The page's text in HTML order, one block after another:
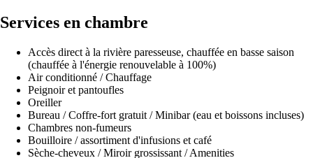
Services en chambre
Accès direct à la rivière paresseuse, chauffée en basse saison
(chauffée à l'énergie renouvelable à 100%)
Air conditionné / Chauffage
Peignoir et pantoufles
Oreiller
Bureau / Coffre-fort gratuit / Minibar (eau et boissons incluses)
Chambres non-fumeurs
Bouilloire / assortiment d'infusions et café
Sèche-cheveux / Miroir grossissant / Amenities